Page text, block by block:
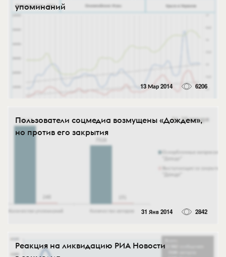
упоминаний
13 Мар 2014 6206
Пользователи соцмедиа возмущены «Дождем»,
но против его закрытия
31 Янв 2014 2842
Реакция на ликвидацию РИА Новости